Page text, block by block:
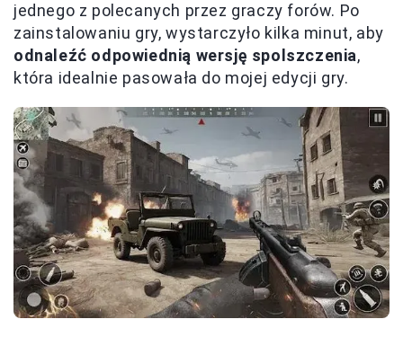
jednego z polecanych przez graczy forów. Po
zainstalowaniu gry, wystarczyło kilka minut, aby
odnaleźć odpowiednią wersję spolszczenia,
która idealnie pasowała do mojej edycji gry.